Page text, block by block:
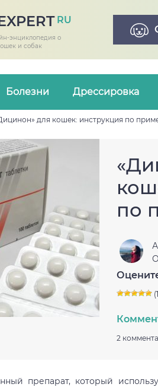
RU
энциклопедия о
и собак
Болезни Дрессировка
для кошек: инструкция по
по
(1
2
препарат, который